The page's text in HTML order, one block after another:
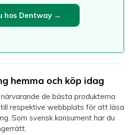
hos Dentway →
hemma och köp idag
de bästa produkterna
respektive webbplats för att läsa
Som svensk konsument har du